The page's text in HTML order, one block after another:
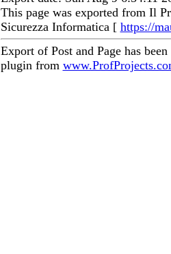
This page was exported from Il
Sicurezza Informatica [ https://
Export of Post and Page has
plugin from